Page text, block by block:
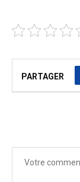
PARTAGER